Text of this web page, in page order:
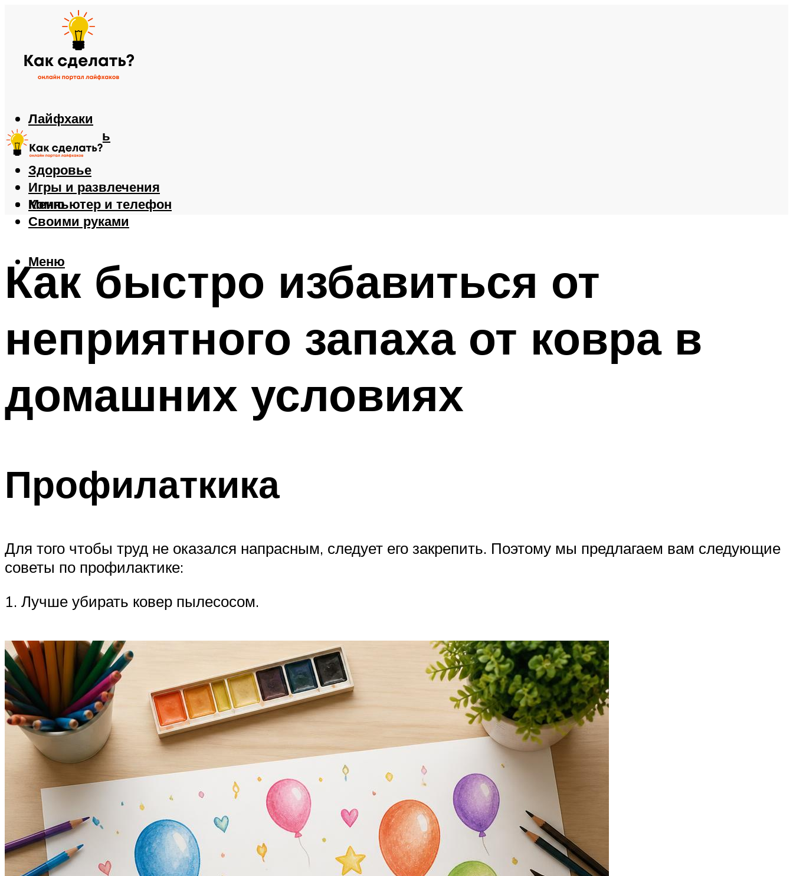
Лайфхаки
Автомобиль
Еда
Здоровье
Игры и развлечения
Компьютер и телефон
Своими руками
Меню
Меню
Как быстро избавиться от
неприятного запаха от ковра в
домашних условиях
Профилаткика
Для того чтобы труд не оказался напрасным, следует его закрепить. Поэтому мы предлагаем вам следующие
советы по профилактике:
1. Лучше убирать ковер пылесосом.